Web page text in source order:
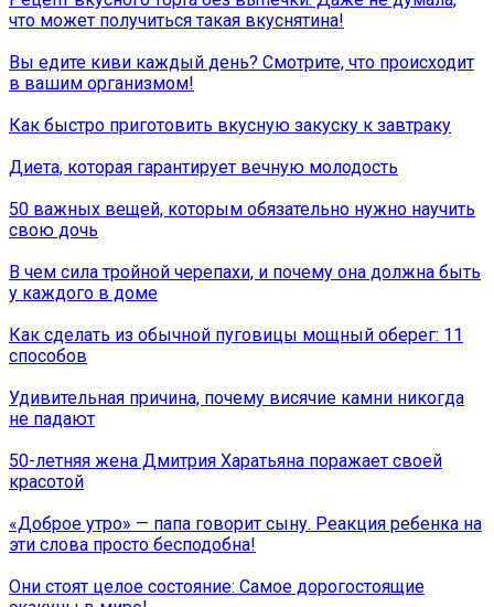
что может получиться такая вкуснятина!
Вы едите киви каждый день? Смотрите, что происходит
в вашим организмом!
Как быстро приготовить вкусную закуску к завтраку
Диета, которая гарантирует вечную молодость
50 важных вещей, которым обязательно нужно научить
свою дочь
В чем сила тройной черепахи, и почему она должна быть
у каждого в доме
Как сделать из обычной пуговицы мощный оберег: 11
способов
Удивительная причина, почему висячие камни никогда
не падают
50-летняя жена Дмитрия Харатьяна поражает своей
красотой
«Доброе утро» — папа говорит сыну. Реакция ребенка на
эти слова просто бесподобна!
Они стоят целое состояние: Самое дорогостоящие